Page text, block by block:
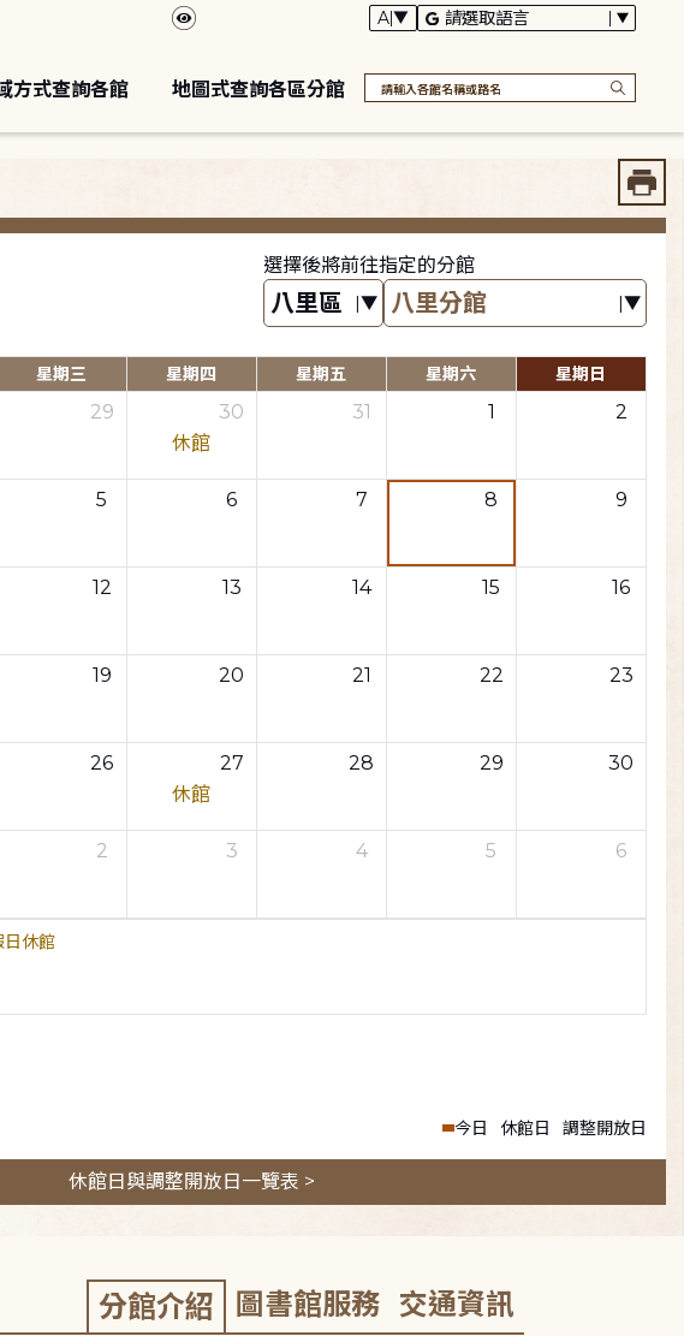
方式查詢各館 地圖式查詢各區分館
選擇後將前往指定的分館
星期三 星期四 星期五 星期六 星期日
29
30
休館
31 1 2
5 6 7 8 9
12 13 14 15 16
19 20 21 22 23
26
27
休館
28 29 30
2 3 4 5 6
日休館
今日 休館日 調整開放日
休館日與調整開放日一覽表 >
分館介紹 圖書館服務 交通資訊